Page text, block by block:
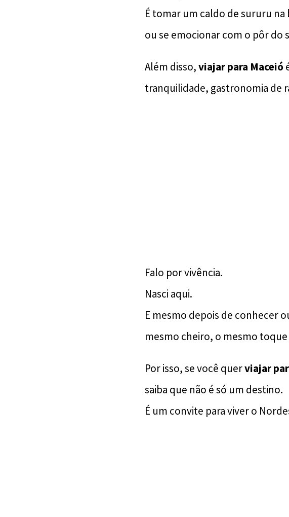
É tomar um caldo de sururu na
ou se emocionar com o pôr do
Além disso,viajar para Maceió
tranquilidade, gastronomia de
Falo por vivência.
Nasci aqui.
E mesmo depois de conhecer
mesmo cheiro, o mesmo toque
Por isso, se você querviajar
saiba que não é só um destino.
É um convite para viver o